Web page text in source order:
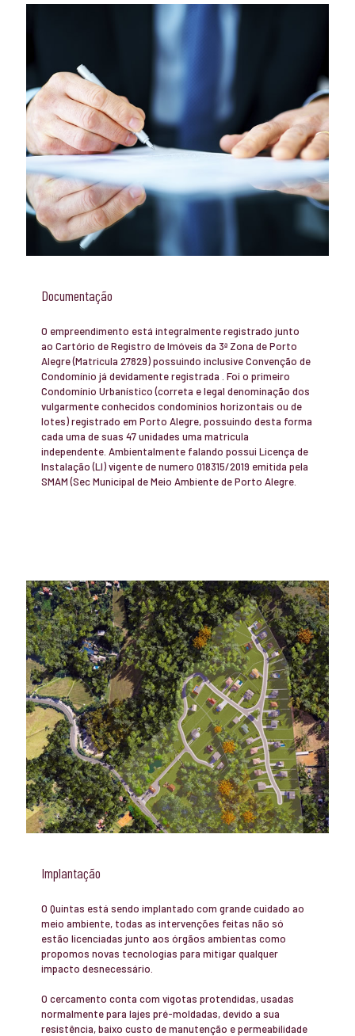
Documentação
O empreendimento está integralmente registrado junto
ao Cartório de Registro de Imóveis da 3ª Zona de Porto
Alegre (Matricula 27829) possuindo inclusive Convenção de
Condomínio já devidamente registrada . Foi o primeiro
Condomínio Urbanístico (correta e legal denominação dos
vulgarmente conhecidos condomínios horizontais ou de
lotes) registrado em Porto Alegre, possuindo desta forma
cada uma de suas 47 unidades uma matricula
independente. Ambientalmente falando possui Licença de
Instalação (LI) vigente de numero 018315/2019 emitida pela
SMAM (Sec Municipal de Meio Ambiente de Porto Alegre.
Implantação
O Quintas está sendo implantado com grande cuidado ao
meio ambiente, todas as intervenções feitas não só
estão licenciadas junto aos órgãos ambientas como
propomos novas tecnologias para mitigar qualquer
impacto desnecessário.
O cercamento conta com vigotas protendidas, usadas
normalmente para lajes pré-moldadas, devido a sua
resistência, baixo custo de manutenção e permeabilidade